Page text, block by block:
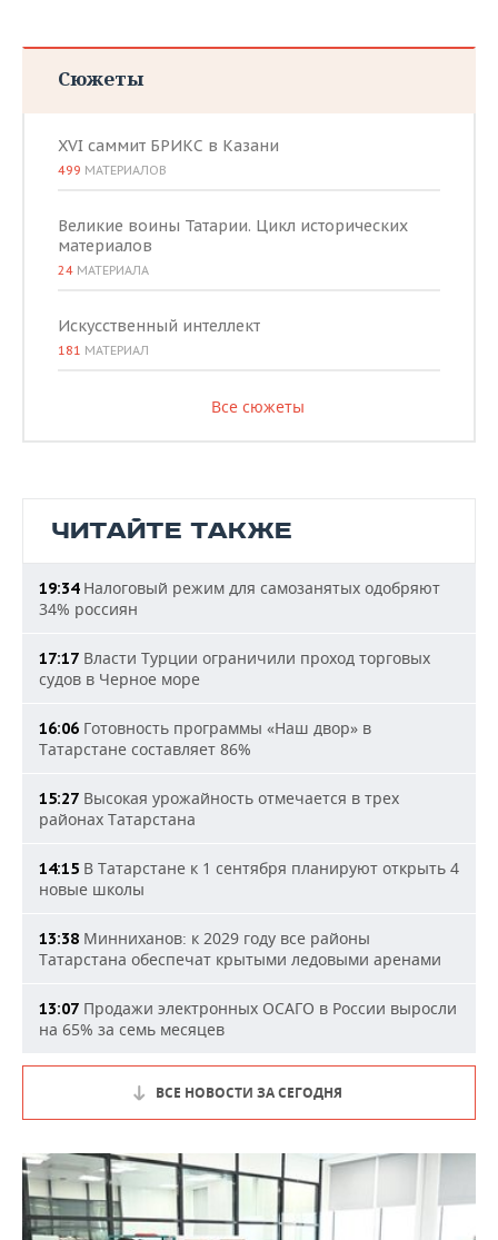
Сюжеты
XVI саммит БРИКС в Казани
499 МАТЕРИАЛОВ
Великие воины Татарии. Цикл исторических
материалов
24 МАТЕРИАЛА
Искусственный интеллект
181 МАТЕРИАЛ
Все сюжеты
ЧИТАЙТЕ ТАКЖЕ
19:34Налоговый режим для самозанятых одобряют
34% россиян
17:17 Власти Турции ограничили проход торговых
судов в Черное море
16:06 Готовность программы «Наш двор» в
Татарстане составляет 86%
15:27 Высокая урожайность отмечается в трех
районах Татарстана
14:15 В Татарстане к 1 сентября планируют открыть 4
новые школы
13:38 Минниханов: к 2029 году все районы
Татарстана обеспечат крытыми ледовыми аренами
13:07 Продажи электронных ОСАГО в России выросли
на 65% за семь месяцев
ВСЕ НОВОСТИ ЗА СЕГОДНЯ